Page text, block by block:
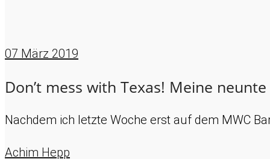
07 März 2019
Don’t mess with Texas! Meine
Nachdem ich letzte Woche erst auf dem MWC
Achim Hepp